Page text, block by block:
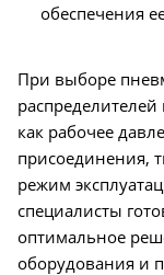
обеспечения
При выборе
как рабочее
присоединения,
режим
специалисты
оптимальное
оборудования и